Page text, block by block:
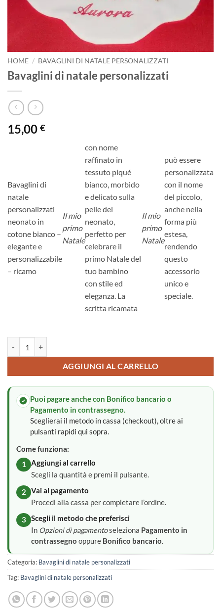
HOME / BAVAGLINI DI NATALE PERSONALIZZATI
Bavaglini di natale personalizzati
15,00 €
Bavaglini di
natale
personalizzati
neonato in
cotone bianco –
elegante e
personalizzabile
– ricamo
Il mio
primo
Natale
con nome
raffinato in
tessuto piqué
bianco, morbido
e delicato sulla
pelle del
neonato,
perfetto per
celebrare il
primo Natale del
tuo bambino
con stile ed
eleganza. La
scritta ricamata
Il mio
primo
Natale
può essere
personalizzata
con il nome
del piccolo,
anche nella
forma più
estesa,
rendendo
questo
accessorio
unico e
speciale.
AGGIUNGI AL CARRELLO
Puoi pagare anche con Bonifico bancario o
Pagamento in contrassegno.
Sceglierai il metodo in cassa (checkout), oltre ai
pulsanti rapidi qui sopra.
Come funziona:
1
Aggiungi al carrello
Scegli la quantità e premi il pulsante.
2
Vai al pagamento
Procedi alla cassa per completare l’ordine.
3
Scegli il metodo che preferisci
In Opzioni di pagamentoseleziona Pagamento in
contrassegno oppure Bonifico bancario.
Categoria: Bavaglini di natale personalizzati
Tag: Bavaglini di natale personalizzati